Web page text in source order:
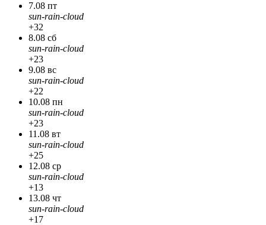
7.08 пт
sun-rain-cloud
+32
8.08 сб
sun-rain-cloud
+23
9.08 вс
sun-rain-cloud
+22
10.08 пн
sun-rain-cloud
+23
11.08 вт
sun-rain-cloud
+25
12.08 ср
sun-rain-cloud
+13
13.08 чт
sun-rain-cloud
+17